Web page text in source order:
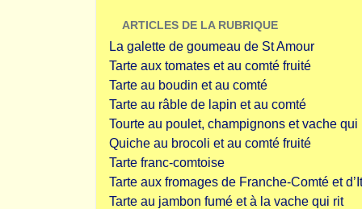
ARTICLES DE LA RUBRIQUE
La galette de goumeau de St Amour
Tarte aux tomates et au comté fruité
Tarte au boudin et au comté
Tarte au râble de lapin et au comté
Tourte au poulet, champignons et vache qui
Quiche au brocoli et au comté fruité
Tarte franc-comtoise
Tarte aux fromages de Franche-Comté et
Tarte au jambon fumé et à la vache qui rit